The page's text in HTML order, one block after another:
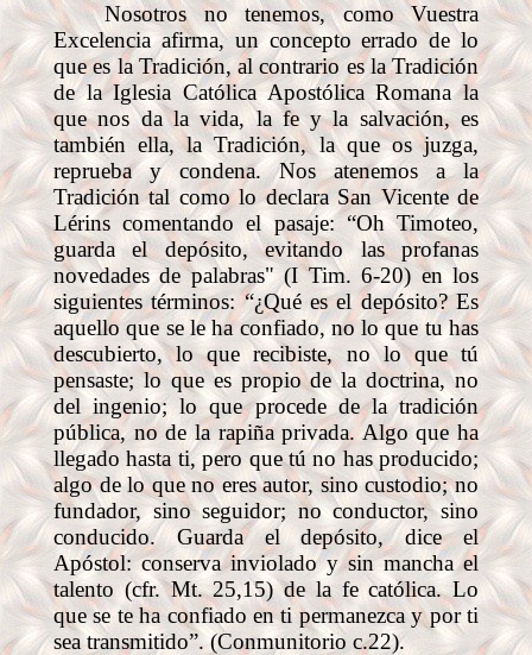
Nosotros no tenemos, como Vuestra
Excelencia afirma, un concepto errado de lo
que es la Tradición, al contrario es la Tradición
de la Iglesia Católica Apostólica Romana la
que nos da la vida, la fe y la salvación, es
también ella, la Tradición, la que os juzga,
reprueba y condena. Nos atenemos a la
Tradición tal como lo declara San Vicente de
Lérins comentando el pasaje: “Oh Timoteo,
guarda el depósito, evitando las profanas
novedades de palabras" (I Tim. 6-20) en los
siguientes términos: “¿Qué es el depósito? Es
aquello que se le ha confiado, no lo que tu has
descubierto, lo que recibiste, no lo que tú
pensaste; lo que es propio de la doctrina, no
del ingenio; lo que procede de la tradición
pública, no de la rapiña privada. Algo que ha
llegado hasta ti, pero que tú no has producido;
algo de lo que no eres autor, sino custodio; no
fundador, sino seguidor; no conductor, sino
conducido. Guarda el depósito, dice el
Apóstol: conserva inviolado y sin mancha el
talento (cfr. Mt. 25,15) de la fe católica. Lo
que se te ha confiado en ti permanezca y por ti
sea transmitido”. (Conmunitorio c.22).